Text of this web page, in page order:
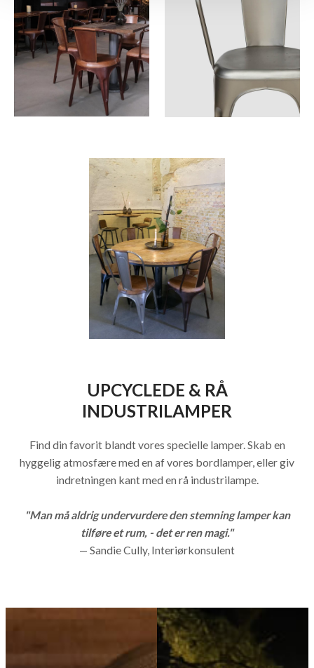
UPCYCLEDE & RÅ
INDUSTRILAMPER
Find din favorit blandt vores specielle lamper. Skab en
hyggelig atmosfære med en af vores bordlamper, eller giv
indretningen kant med en rå industrilampe.
"Man må aldrig undervurdere den stemning lamper kan
tilføre et rum, - det er ren magi."
— Sandie Cully, Interiørkonsulent